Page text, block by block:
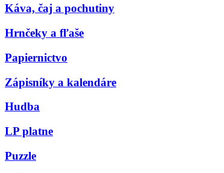
Káva, čaj a pochutiny
Hrnčeky a fľaše
Papiernictvo
Zápisníky a kalendáre
Hudba
LP platne
Puzzle